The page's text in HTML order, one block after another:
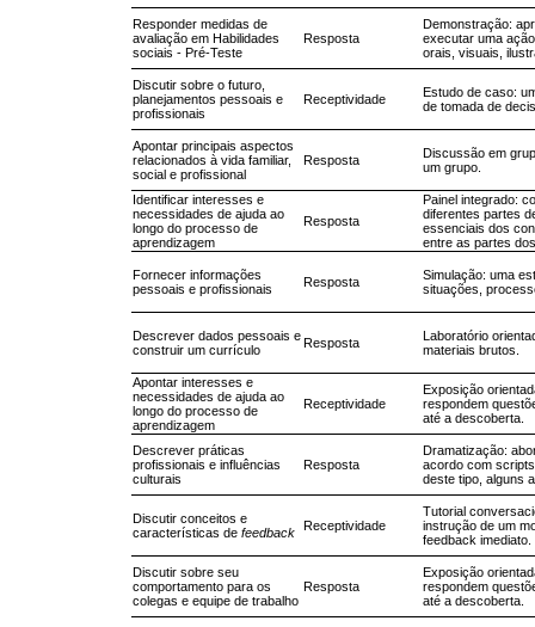
Responder medidas de
avaliação em Habilidades
sociais - Pré-Teste
Resposta
Demonstração:
executar uma
orais, visuais,
Discutir sobre o futuro,
planejamentos pessoais e
profissionais
Receptividade
Estudo de caso:
de tomada de
Apontar principais aspectos
relacionados à vida familiar,
social e profissional
Resposta
Discussão em
um grupo.
Identificar interesses e
necessidades de ajuda ao
longo do processo de
aprendizagem
Resposta
Painel integrado:
diferentes partes
essenciais dos
entre as partes
Fornecer informações
pessoais e profissionais
Resposta
Simulação: uma
situações,
Descrever dados pessoais e
construir um currículo
Resposta
Laboratório
materiais brutos.
Apontar interesses e
necessidades de ajuda ao
longo do processo de
aprendizagem
Receptividade
Exposição
respondem
até a descoberta.
Descrever práticas
profissionais e influências
culturais
Resposta
Dramatização:
acordo com
deste tipo, alguns
Discutir conceitos e
características de feedback Receptividade
Tutorial
instrução de um
feedback imediato.
Discutir sobre seu
comportamento para os
colegas e equipe de trabalho
Resposta
Exposição
respondem
até a descoberta.